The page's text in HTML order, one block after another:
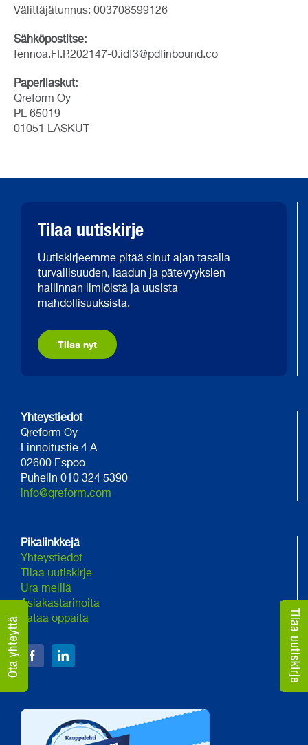
Välittäjätunnus: 003708599126
Sähköpostitse:
fennoa.FI.P.202147-0.idf3@pdfinbound.co
Paperilaskut:
Qreform Oy
PL 65019
01051 LASKUT
Tilaa uutiskirje
Uutiskirjeemme pitää sinut ajan tasalla
turvallisuuden, laadun ja pätevyyksien
hallinnan ilmiöistä ja uusista
mahdollisuuksista.
Tilaa nyt
Yhteystiedot
Qreform Oy
Linnoitustie 4 A
02600 Espoo
Puhelin 010 324 5390
info@qreform.com
Pikalinkkejä
Yhteystiedot
Tilaa uutiskirje
Ura meillä
Asiakastarinoita
Lataa oppaita